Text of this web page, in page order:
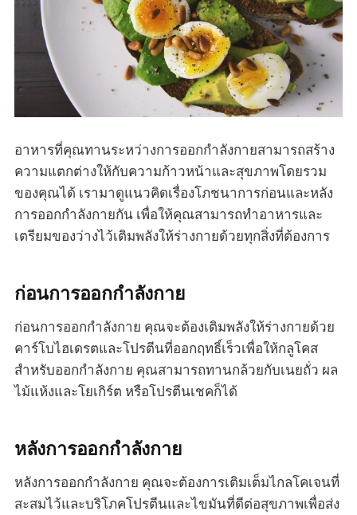
อาหารที่คุณทานระหว่างการออกกำลังกายสามารถสร้าง
ความแตกต่างให้กับความก้าวหน้าและสุขภาพโดยรวม
ของคุณได้ เรามาดูแนวคิดเรื่องโภชนาการก่อนและหลัง
การออกกำลังกายกัน เพื่อให้คุณสามารถทำอาหารและ
เตรียมของว่างไว้เติมพลังให้ร่างกายด้วยทุกสิ่งที่ต้องการ
ก่อนการออกกำลังกาย
ก่อนการออกกำลังกาย คุณจะต้องเติมพลังให้ร่างกายด้วย
คาร์โบไฮเดรตและโปรตีนที่ออกฤทธิ์เร็วเพื่อให้กลูโคส
สำหรับออกกำลังกาย คุณสามารถทานกล้วยกับเนยถั่ว ผล
ไม้แห้งและโยเกิร์ต หรือโปรตีนเชคก็ได้
หลังการออกกำลังกาย
หลังการออกกำลังกาย คุณจะต้องการเติมเต็มไกลโคเจนที่
สะสมไว้และบริโภคโปรตีนและไขมันที่ดีต่อสุขภาพเพื่อส่ง